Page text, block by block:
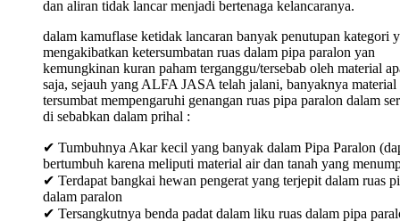
dan aliran tidak lancar menjadi bertenaga kelancaranya.
dalam kamuflase ketidak lancaran banyak penutupan kategori
mengakibatkan ketersumbatan ruas dalam pipa paralon yan
kemungkinan kuran paham terganggu/tersebab oleh material
saja, sejauh yang ALFA JASA telah jalani, banyaknya material
tersumbat mempengaruhi genangan ruas pipa paralon dalam
di sebabkan dalam prihal :
✔ Tumbuhnya Akar kecil yang banyak dalam Pipa Paralon
bertumbuh karena meliputi material air dan tanah yang
✔ Terdapat bangkai hewan pengerat yang terjepit dalam ruas
dalam paralon
✔ Tersangkutnya benda padat dalam liku ruas dalam pipa